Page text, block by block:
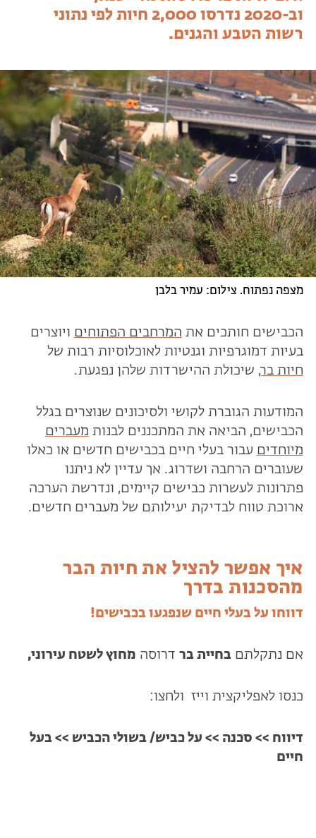
וב-2020 נדרסו 2,000 חיות לפי נתוני
רשות הטבע והגנים.
מצפה נפתוח. צילום: עמיר בלבן
הכבישים חותכים את המרחבים הפתוחים ויוצרים
בעיות דמוגרפיות וגנטיות לאוכלוסיות רבות של
חיות בר, שיכולת ההישרדות שלהן נפגעת.
המודעות הגוברת לקושי ולסיכונים שנוצרים בגלל
הכבישים, הביאה את המתכננים לבנות מעברים
מיוחדים עבור בעלי חיים בכבישים חדשים או כאלו
שעוברים הרחבה ושדרוג. אך עדיין לא ניתנו
פתרונות לעשרות כבישים קיימים, ונדרשת הערכה
ארוכת טווח לבדיקת יעילותם של מעברים חדשים.
איך אפשר להציל את חיות הבר
מהסכנות בדרך
דווחו על בעלי חיים שנפגעו בכבישים!
אם נתקלתםבחיית בר דרוסה מחוץ לשטח עירוני,
כנסו לאפליקצית וייז ולחצו:
דיווח >> סכנה >> על כביש/ בשולי הכביש >> בעל
חיים